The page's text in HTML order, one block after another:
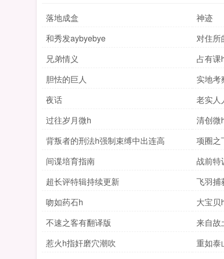
落地成盒 神迹
和秀发aybyebye
对住所
兄弟情义
占有课
胆怯的巨人
实地考
夜话
老实人
过往岁月微h
清创微
背叛者的刑法h强制束缚中出连高
项圈之
间谍培育指南
战前特
超长评特辑持续更新
飞羽捕
吻如药石h
大宝贝
不速之客有翻译版
来自故
惹火h指奸磨穴潮吹
重如泰